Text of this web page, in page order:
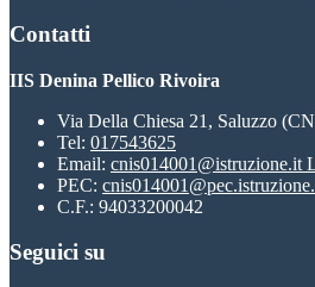
Contatti
IIS Denina Pellico Rivoira
Via Della Chiesa 21, Saluzzo
Tel: 017543625
Email: cnis014001@istruzione.it
PEC:
C.F.: 94033200042
Seguici su